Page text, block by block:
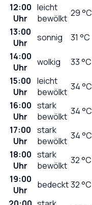
12:00
Uhr
leicht
bewölkt 29°C
13:00
Uhr
sonnig 31 °C
14:00
Uhr
wolkig 33°C
15:00
Uhr
leicht
bewölkt 34°C
16:00
Uhr
stark
bewölkt 34°C
17:00
Uhr
stark
bewölkt 34°C
18:00
Uhr
stark
bewölkt 32°C
19:00
Uhr
bedeckt32°C